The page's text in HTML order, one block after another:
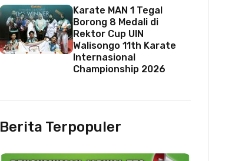
Karate MAN 1 Tegal
Borong 8 Medali di
Rektor Cup UIN
Walisongo 11th Karate
Internasional
Championship 2026
Berita Terpopuler